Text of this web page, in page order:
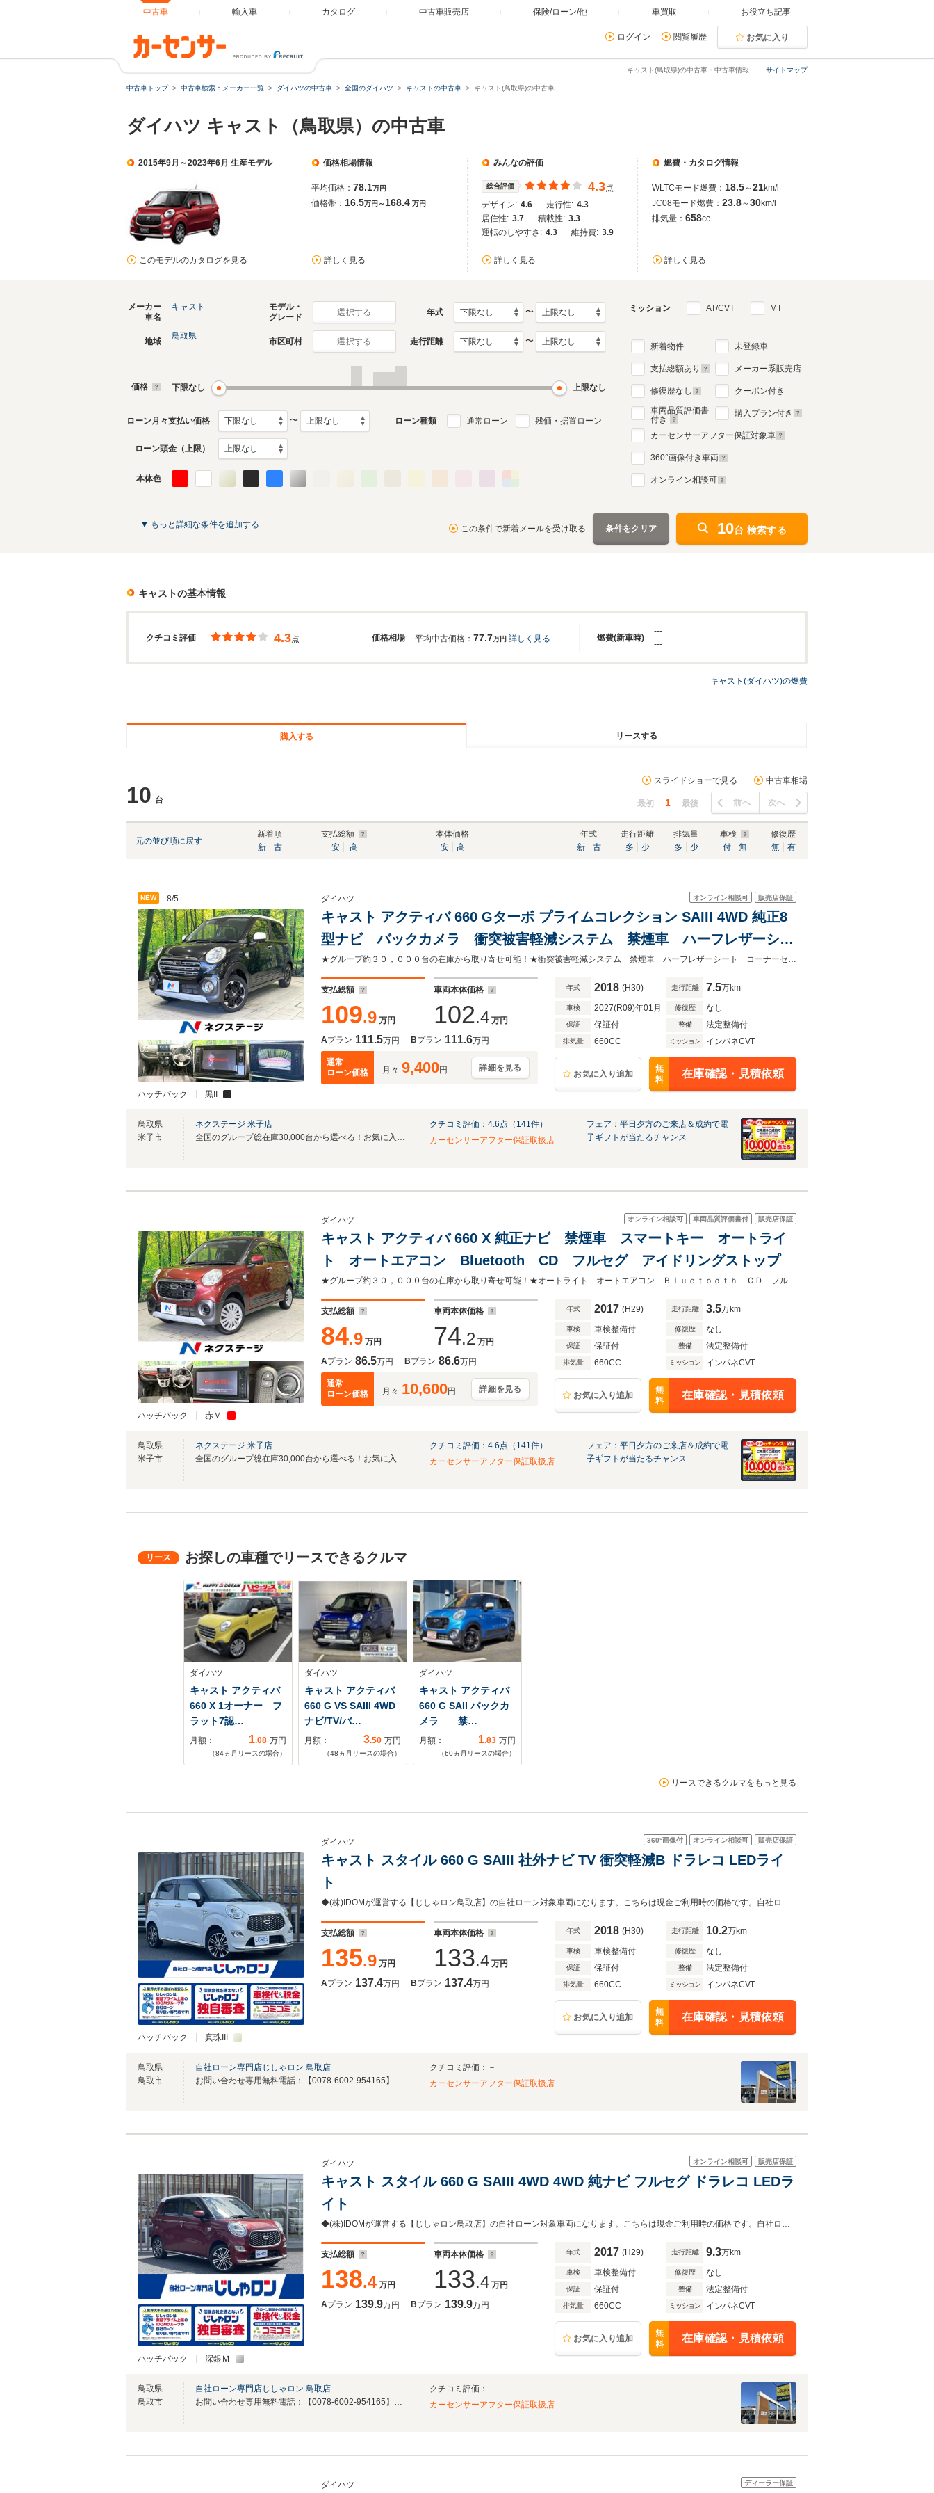
中古車 輸入車 カタログ 中古車販売店 保険/ローン/他 車買取 お役立ち記事
ログイン 閲覧履歴 お気に入り
サイトマップ
キャスト(鳥取県)の中古車・中古車情報
中古車トップ 中古車検索：メーカー一覧 ダイハツの中古車 全国のダイハツ キャストの中古車 キャスト(鳥取県)の中古車
ダイハツ キャスト（鳥取県）の中古車
2015年9月～2023年6月 生産モデル
このモデルのカタログを見る
価格相場情報
平均価格： 78.1万円
価格帯： 16.5万円～168.4 万円
詳しく見る
みんなの評価
総合評価 4.3点
デザイン: 4.6 走行性: 4.3
居住性: 3.7 積載性: 3.3
運転のしやすさ: 4.3 維持費: 3.9
詳しく見る
燃費・カタログ情報
WLTCモード燃費： 18.5～21km/l
JC08モード燃費： 23.8～30km/l
排気量： 658cc
詳しく見る
メーカー
車名
キャスト
モデル・
グレード
選択する 年式 〜
地域
鳥取県
市区町村 選択する 走行距離 〜
価格 下限なし 上限なし
ローン月々支払い価格 〜 ローン種類 通常ローン 残価・据置ローン
ローン頭金（上限）
本体色
ミッション AT/CVT MT
新着物件
支払総額あり
修復歴なし
車両品質評価書
付き
未登録車
メーカー系販売店
クーポン付き
購入プラン付き
カーセンサーアフター保証対象車
360°画像付き車両
オンライン相談可
▼ もっと詳細な条件を追加する この条件で新着メールを受け取る 条件をクリア 10台 検索する
キャストの基本情報
クチコミ評価 価格相場 燃費(新車時)
4.3点 平均中古価格： 77.7万円 詳しく見る
---
---
キャスト(ダイハツ)の燃費
購入する リースする
10 台
スライドショーで見る 中古車相場
最初 1 最後 前へ 次へ
元の並び順に戻す
新着順
新
古
支払総額
安
高
本体価格
安
高
年式
新
古
走行距離
多
少
排気量
多
少
車検
付
無
修復歴
無
有
NEW 8/5
ハッチバック 黒II
オンライン相談可 販売店保証
ダイハツ
キャスト アクティバ 660 Gターボ プライムコレクション SAIII 4WD 純正8
型ナビ バックカメラ 衝突被害軽減システム 禁煙車 ハーフレザーシー
ト コーナーセンサー スマートキー LEDヘッド ETC 純正15インチア
ルミ オートハイビーム 車線逸脱警報
★グループ約３０，０００台の在庫から取り寄せ可能！★衝突被害軽減システム 禁煙車 ハーフレザーシート コーナーセンサー スマートキー ＬＥＤヘッド
支払総額
109.9 万円
車両本体価格
102.4 万円
Aプラン 111.5万円 Bプラン 111.6万円
通常
ローン価格
月々 9,400円 詳細を見る
年式 2018 (H30) 走行距離 7.5万km
車検 2027(R09)年01月 修復歴 なし
保証 保証付 整備 法定整備付
排気量 660CC ミッション インパネCVT
お気に入り追加
無
料
在庫確認・見積依頼
鳥取県
米子市
ネクステージ 米子店
全国のグループ総在庫30,000台から選べる！お気に入りの愛車がきっと見つかります！
クチコミ評価： 4.6点（ 141件）
カーセンサーアフター保証取扱店
フェア：平日夕方のご来店＆成約で電
子ギフトが当たるチャンス
ハッチバック 赤Ｍ
オンライン相談可 車両品質評価書付 販売店保証
ダイハツ
キャスト アクティバ 660 X 純正ナビ 禁煙車 スマートキー オートライ
ト オートエアコン Bluetooth CD フルセグ アイドリングストップ
★グループ約３０，０００台の在庫から取り寄せ可能！★オートライト オートエアコン Ｂｌｕｅｔｏｏｔｈ ＣＤ フルセグ アイドリングストップ
支払総額
84.9 万円
車両本体価格
74.2 万円
Aプラン 86.5万円 Bプラン 86.6万円
通常
ローン価格
月々 10,600円 詳細を見る
年式 2017 (H29) 走行距離 3.5万km
車検 車検整備付 修復歴 なし
保証 保証付 整備 法定整備付
排気量 660CC ミッション インパネCVT
お気に入り追加
無
料
在庫確認・見積依頼
鳥取県
米子市
ネクステージ 米子店
全国のグループ総在庫30,000台から選べる！お気に入りの愛車がきっと見つかります！
クチコミ評価： 4.6点（ 141件）
カーセンサーアフター保証取扱店
フェア：平日夕方のご来店＆成約で電
子ギフトが当たるチャンス
お探しの車種でリースできるクルマ
ダイハツ
キャスト アクティバ
660 X 1オーナー フ
ラット7認…
月額： 1.08 万円
（84ヵ月リースの場合）
ダイハツ
キャスト アクティバ
660 G VS SAIII 4WD
ナビ/TV/バ…
月額： 3.50 万円
（48 ヵ月リースの場合）
ダイハツ
キャスト アクティバ
660 G SAII バックカ
メラ 禁…
月額： 1.83 万円
（60ヵ月リースの場合）
リースできるクルマをもっと見る
ハッチバック 真珠III
360°画像付 オンライン相談可 販売店保証
ダイハツ
キャスト スタイル 660 G SAIII 社外ナビ TV 衝突軽減B ドラレコ LEDライ
ト
支払総額
135.9 万円
車両本体価格
133.4 万円
Aプラン 137.4万円 Bプラン 137.4万円
年式 2018 (H30) 走行距離 10.2万km
車検 車検整備付 修復歴 なし
保証 保証付 整備 法定整備付
排気量 660CC ミッション インパネCVT
お気に入り追加
無
料
在庫確認・見積依頼
鳥取県
鳥取市
自社ローン専門店じしゃロン 鳥取店
クチコミ評価：－
カーセンサーアフター保証取扱店
ハッチバック 深銀Ｍ
オンライン相談可 販売店保証
ダイハツ
キャスト スタイル 660 G SAIII 4WD 4WD 純ナビ フルセグ ドラレコ LEDラ
イト
支払総額
138.4 万円
車両本体価格
133.4 万円
Aプラン 139.9万円 Bプラン 139.9万円
年式 2017 (H29) 走行距離 9.3万km
車検 車検整備付 修復歴 なし
保証 保証付 整備 法定整備付
排気量 660CC ミッション インパネCVT
お気に入り追加
無
料
在庫確認・見積依頼
鳥取県
鳥取市
自社ローン専門店じしゃロン 鳥取店
クチコミ評価：－
カーセンサーアフター保証取扱店
ディーラー保証
ダイハツ